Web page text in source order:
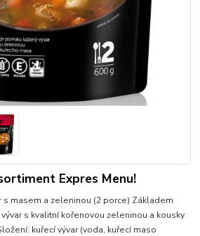
Expres Menu!
s masem a zeleninou (2 porce) Základem
s kvalitní kořenovou zeleninou a kousky
kuřecí vývar (voda, kuřecí maso